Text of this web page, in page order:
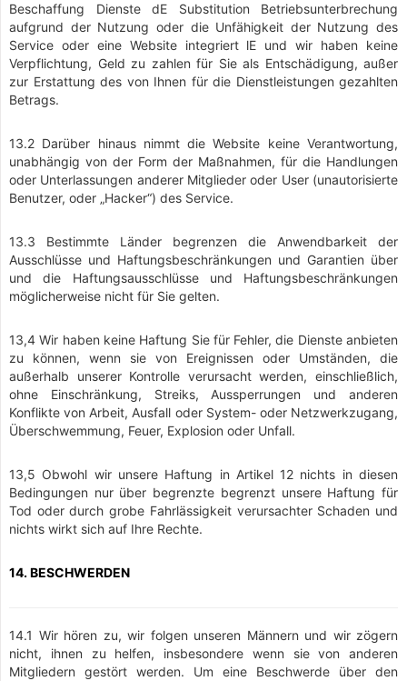
Beschaffung Dienste dE Substitution Betriebsunterbrechung
aufgrund der Nutzung oder die Unfähigkeit der Nutzung des
Service oder eine Website integriert lE und wir haben keine
Verpflichtung, Geld zu zahlen für Sie als Entschädigung, außer
zur Erstattung des von Ihnen für die Dienstleistungen gezahlten
Betrags.
13.2 Darüber hinaus nimmt die Website keine Verantwortung,
unabhängig von der Form der Maßnahmen, für die Handlungen
oder Unterlassungen anderer Mitglieder oder User (unautorisierte
Benutzer, oder „Hacker“) des Service.
13.3 Bestimmte Länder begrenzen die Anwendbarkeit der
Ausschlüsse und Haftungsbeschränkungen und Garantien über
und die Haftungsausschlüsse und Haftungsbeschränkungen
möglicherweise nicht für Sie gelten.
13,4 Wir haben keine Haftung Sie für Fehler, die Dienste anbieten
zu können, wenn sie von Ereignissen oder Umständen, die
außerhalb unserer Kontrolle verursacht werden, einschließlich,
ohne Einschränkung, Streiks, Aussperrungen und anderen
Konflikte von Arbeit, Ausfall oder System- oder Netzwerkzugang,
Überschwemmung, Feuer, Explosion oder Unfall.
13,5 Obwohl wir unsere Haftung in Artikel 12 nichts in diesen
Bedingungen nur über begrenzte begrenzt unsere Haftung für
Tod oder durch grobe Fahrlässigkeit verursachter Schaden und
nichts wirkt sich auf Ihre Rechte.
14. BESCHWERDEN
14.1 Wir hören zu, wir folgen unseren Männern und wir zögern
nicht, ihnen zu helfen, insbesondere wenn sie von anderen
Mitgliedern gestört werden. Um eine Beschwerde über den